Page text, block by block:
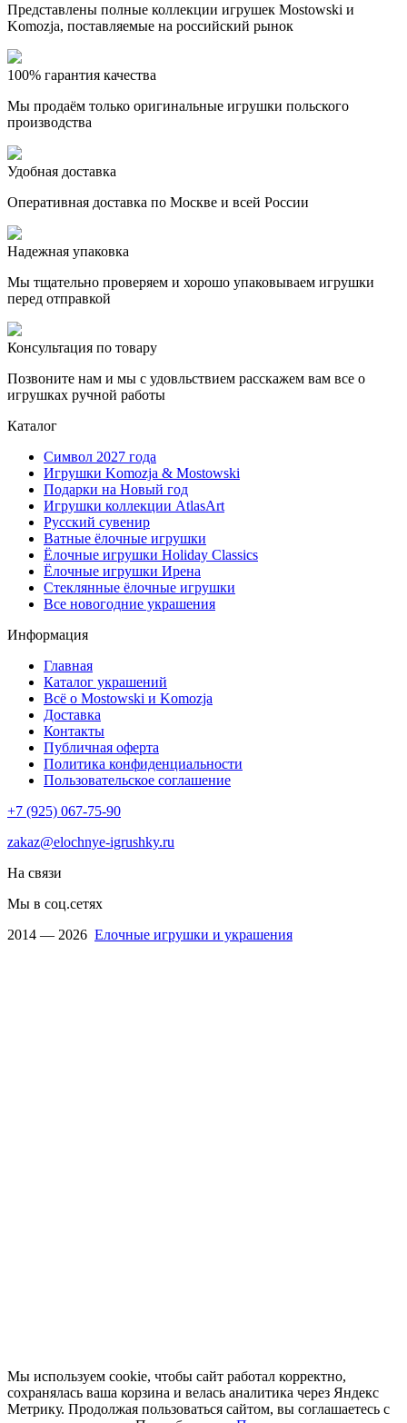
Представлены полные коллекции игрушек Mostowski и
Komozja, поставляемые на российский рынок
100% гарантия качества
Мы продаём только оригинальные игрушки польского
производства
Удобная доставка
Оперативная доставка по Москве и всей России
Надежная упаковка
Мы тщательно проверяем и хорошо упаковываем игрушки
перед отправкой
Консультация по товару
Позвоните нам и мы с удовльствием расскажем вам все о
игрушках ручной работы
Каталог
Символ 2027 года
Игрушки Komozja & Mostowski
Подарки на Новый год
Игрушки коллекции AtlasArt
Русский сувенир
Ватные ёлочные игрушки
Ёлочные игрушки Holiday Classics
Ëлочные игрушки Ирена
Стеклянные ёлочные игрушки
Все новогодние украшения
Информация
Главная
Каталог украшений
Всё о Mostowski и Komozja
Доставка
Контакты
Публичная оферта
Политика конфиденциальности
Пользовательское соглашение
+7 (925) 067-75-90
zakaz@elochnye-igrushky.ru
На связи
Мы в соц.сетях
2014 — 2026 Елочные игрушки и украшения
Мы используем cookie, чтобы сайт работал корректно,
сохранялась ваша корзина и велась аналитика через Яндекс
Метрику. Продолжая пользоваться сайтом, вы соглашаетесь с